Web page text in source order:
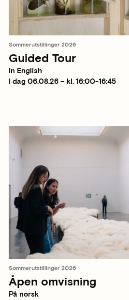
Sommerutstillinger 2026
Guided Tour
In English
I dag 06.08.26 – kl. 16:00-16:45
Sommerutstillinger 2026
Åpen omvisning
På norsk